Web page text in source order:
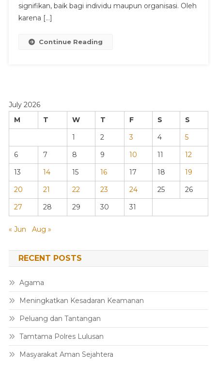
signifikan, baik bagi individu maupun organisasi. Oleh
karena […]
Continue Reading
July 2026
M
T W T F S
S
1
2 3 4
5
6
7 8 9 10 11
12
13
14 15 16 17 18
19
20
21 22 23 24 25
26
27
28 29 30 31
« Jun Aug »
RECENT POSTS
Agama
Meningkatkan Kesadaran Keamanan
Peluang dan Tantangan
Tamtama Polres Lulusan
Masyarakat Aman Sejahtera